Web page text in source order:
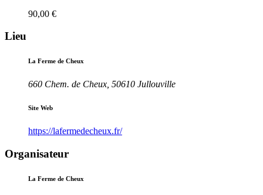
90,00 €
Lieu
La Ferme de Cheux
660 Chem. de Cheux, 50610 Jullouville
Site Web
https://lafermedecheux.fr/
Organisateur
La Ferme de Cheux